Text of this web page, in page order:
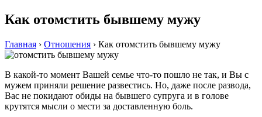
Как отомстить бывшему мужу
Главная › Отношения › Как отомстить бывшему мужу
В какой-то момент Вашей семье что-то пошло не так, и Вы с
мужем приняли решение развестись. Но, даже после развода,
Вас не покидают обиды на бывшего супруга и в голове
крутятся мысли о мести за доставленную боль.